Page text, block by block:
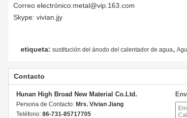
Correo electrónico:metal@vip.163.com
Skype: vivian.jjy
etiqueta: sustitución del ánodo del calentador de agua,
Contacto
Hunan High Broad New Material Co.Ltd.
Persona de Contacto: Mrs. Vivian Jiang
Teléfono: 86-731-85717705